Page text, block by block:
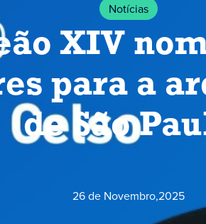
Notícias
XIV
para a
de São
26 de Novembro,2025